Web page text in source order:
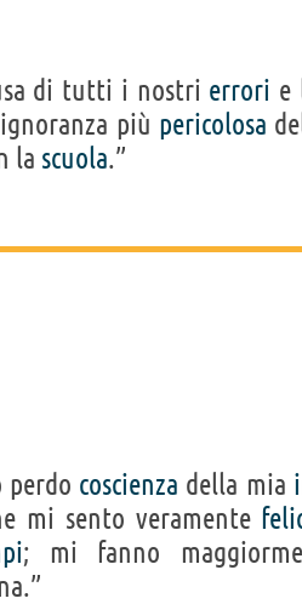
di tutti i nostri errori e
più pericolosa
la scuola.”
perdo coscienza della mia
mi sento veramente
; mi fanno